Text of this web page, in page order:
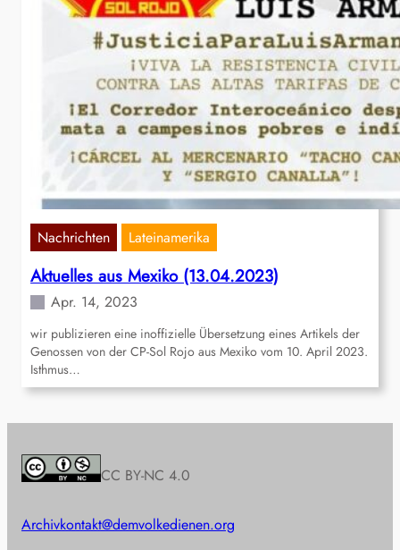
Nachrichten Lateinamerika
Aktuelles aus Mexiko (13.04.2023)
Apr. 14, 2023
wir publizieren eine inoffizielle Übersetzung eines Artikels der
Genossen von der CP-Sol Rojo aus Mexiko vom 10. April 2023.
Isthmus…
CC BY-NC 4.0
Archivkontakt@demvolkedienen.org